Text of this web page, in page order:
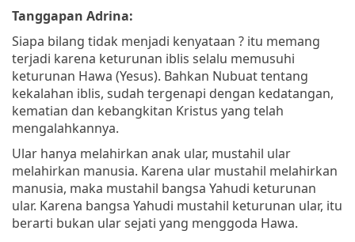
Tanggapan Adrina:
Siapa bilang tidak menjadi kenyataan ? itu memang
terjadi karena keturunan iblis selalu memusuhi
keturunan Hawa (Yesus). Bahkan Nubuat tentang
kekalahan iblis, sudah tergenapi dengan kedatangan,
kematian dan kebangkitan Kristus yang telah
mengalahkannya.
Ular hanya melahirkan anak ular, mustahil ular
melahirkan manusia. Karena ular mustahil melahirkan
manusia, maka mustahil bangsa Yahudi keturunan
ular. Karena bangsa Yahudi mustahil keturunan ular, itu
berarti bukan ular sejati yang menggoda Hawa.